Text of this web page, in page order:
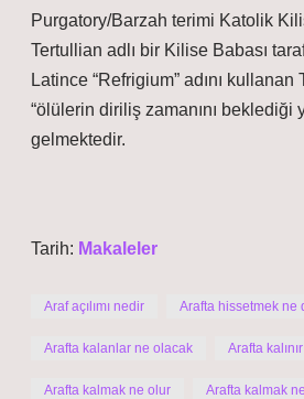
Purgatory/Barzah terimi Katolik
Tertullian adlı bir Kilise Babası
Latince “Refrigium” adını kullanan
“ölülerin diriliş zamanını beklediği
gelmektedir.
Tarih: Makaleler
Araf açılımı nedir Arafta hissetmek ne
Arafta kalanlar ne olacak Arafta kalınır
Arafta kalmak ne olur Arafta kalmak